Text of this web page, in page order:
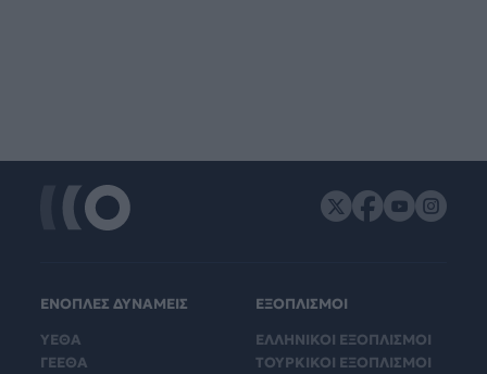
ΕΝΟΠΛΕΣ ΔΥΝΑΜΕΙΣ
ΥΕΘΑ
ΓΕΕΘΑ
ΕΞΟΠΛΙΣΜΟΙ
ΕΛΛΗΝΙΚΟΙ ΕΞΟΠΛΙΣΜΟΙ
ΤΟΥΡΚΙΚΟΙ ΕΞΟΠΛΙΣΜΟΙ